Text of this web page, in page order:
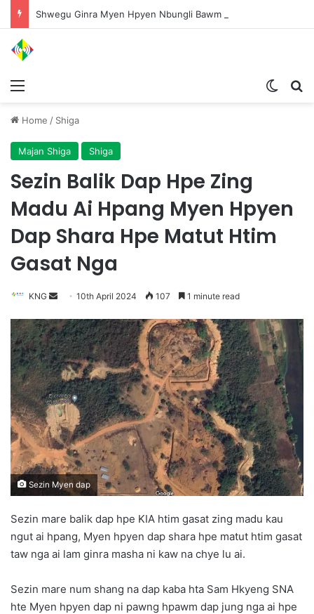
Home / Shiga
Majan Shiga Shiga
Sezin Balik Dap Hpe Zing
Madu Ai Hpang Myen Hpyen
Dap Shara Hpe Matut Htim
Gasat Nga
KNG
n
d
a
n
e
m
a
i
l
10th April 2024 107 1 minute read
Sezin Myen dap
Sezin mare balik dap hpe KIA htim gasat zing madu kau
ngut ai hpang, Myen hpyen dap shara hpe matut htim gasat
taw nga ai lam ginra masha ni kaw na chye lu ai.
Sezin mare num shang na dap kaba hta Sam Hkyeng SNA
hte Myen hpyen dap ni pawng hpawm dap jung nga ai hpe